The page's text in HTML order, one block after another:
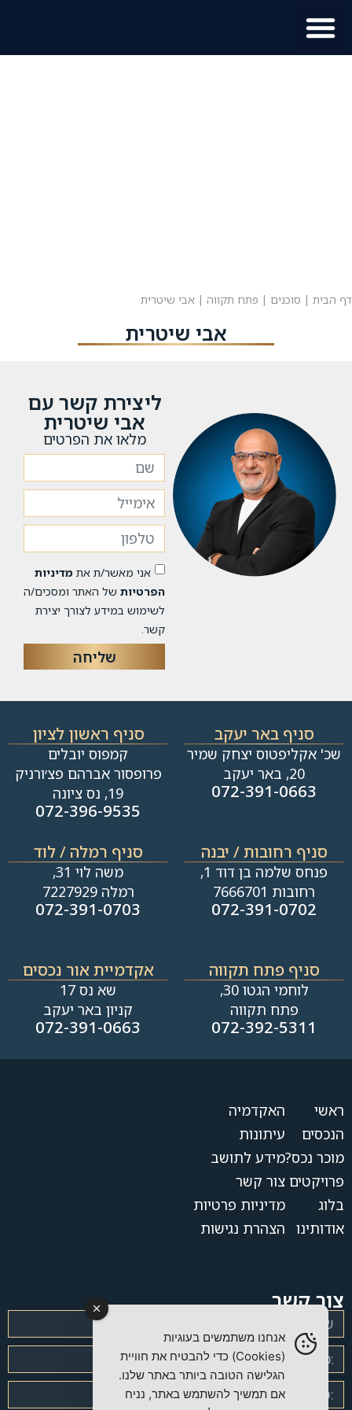
דף הבית | סוכנים | פתח תקווה | אבי שיטרית
אבי שיטרית
ליצירת קשר עם
אבי שיטרית
מלאו את הפרטים
אני מאשר/ת את מדיניות
הפרטיותשל האתר ומסכים/ה
לשימוש במידע לצורך יצירת
קשר.
שליחה
סניף באר יעקב
שכ' אקליפטוס יצחק שמיר
20, באר יעקב
072-391-0663
סניף ראשון לציון
קמפוס יובלים
פרופסור אברהם פצ׳ורניק
19, נס ציונה
072-396-9535
סניף רחובות / יבנה​
פנחס שלמה בן דוד 1,
רחובות 7666701
072-391-0702
סניף רמלה / לוד
משה לוי 31,
רמלה 7227929
072-391-0703
סניף פתח תקווה
לוחמי הגטו 30,
פתח תקווה
072-392-5311
אקדמיית אור נכסים
שא נס 17
קניון באר יעקב
072-391-0663
ראשי
הנכסים
מוכר נכס?
פרויקטים
בלוג
אודותינו
האקדמיה
עיתונות
מידע לתושב
צור קשר
מדיניות פרטיות
הצהרת נגישות
צור קשר
אנחנו משתמשים בעוגיות
(Cookies) כדי להבטיח את חוויית
הגלישה הטובה ביותר באתר שלנו.
אם תמשיך להשתמש באתר, נניח